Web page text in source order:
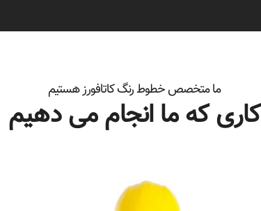
ما متخصص خطوط رنگ کاتافورز هستیم
کاری که ما انجام می دهیم